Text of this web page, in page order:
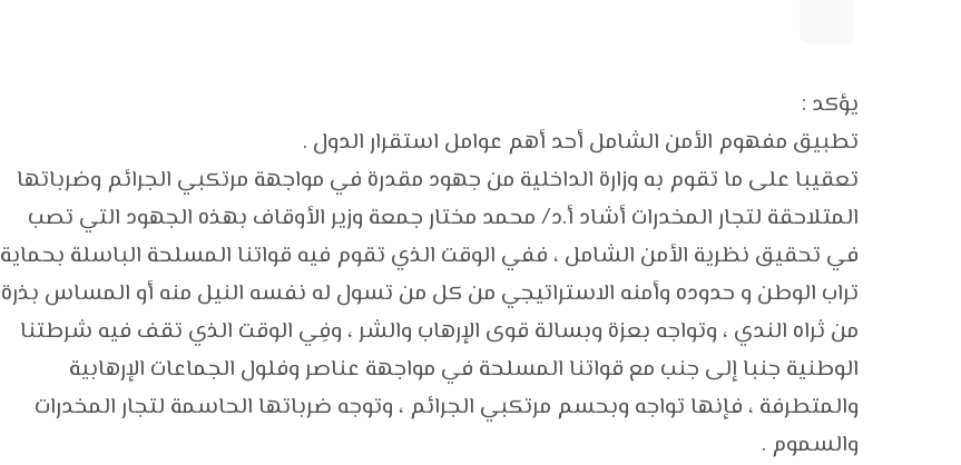
يؤكد :
تطبيق مفهوم الأمن الشامل أحد أهم عوامل استقرار الدول .
تعقيبا على ما تقوم به وزارة الداخلية من جهود مقدرة في مواجهة مرتكبي الجرائم وضرباتها
المتلاحقة لتجار المخدرات أشاد أ.د/ محمد مختار جمعة وزير الأوقاف بهذه الجهود التي تصب
في تحقيق نظرية الأمن الشامل ، ففي الوقت الذي تقوم فيه قواتنا المسلحة الباسلة بحماية
تراب الوطن و حدوده وأمنه الاستراتيجي من كل من تسول له نفسه النيل منه أو المساس بذرة
من ثراه الندي ، وتواجه بعزة وبسالة قوى الإرهاب والشر ، وفِي الوقت الذي تقف فيه شرطتنا
الوطنية جنبا إلى جنب مع قواتنا المسلحة في مواجهة عناصر وفلول الجماعات الإرهابية
والمتطرفة ، فإنها تواجه وبحسم مرتكبي الجرائم ، وتوجه ضرباتها الحاسمة لتجار المخدرات
والسموم .